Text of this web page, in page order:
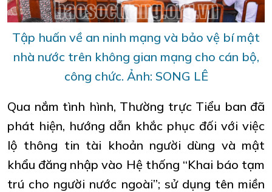
Tập huấn về an ninh mạng và bảo vệ bí mật
nhà nước trên không gian mạng cho cán bộ,
công chức. Ảnh: SONG LÊ
Qua nắm tình hình, Thường trực Tiểu ban đã
phát hiện, hướng dẫn khắc phục đối với việc
lộ thông tin tài khoản người dùng và mật
khẩu đăng nhập vào Hệ thống “Khai báo tạm
trú cho người nước ngoài”; sử dụng tên miền